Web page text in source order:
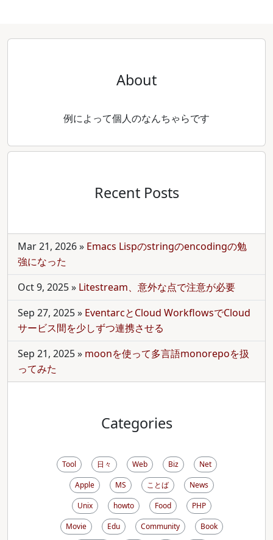
About
例によって個人のなんちゃらです
Recent Posts
Mar 21, 2026» Emacs Lispのstringのencodingの勉
強になった
Oct 9, 2025» Litestream、意外な点で注意が必要
Sep 27, 2025» EventarcとCloud WorkflowsでCloud
サービス間を少しずつ連携させる
Sep 21, 2025» moonを使って多言語monorepoを扱
ってみた
Categories
Tool 日々 Web Biz
Net
Apple
MS ことば
News
Unix
howto Food
PHP
Movie
Edu Community Book